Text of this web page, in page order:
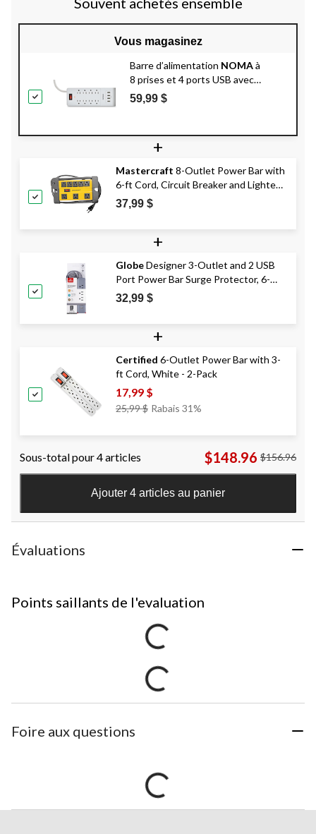
Vous magasinez
Barre d’alimentation NOMAà
8 prises et 4 ports USB avec
limiteur de surtension, cordon de
3 pi, 1 200 joules, blanc
59,99 $
+
Mastercraft 8-Outlet Power Bar with
6-ft Cord, Circuit Breaker and Lighted
Switch, Yellow/Black
37,99 $
+
GlobeDesigner 3-Outlet and 2 USB
Port Power Bar Surge Protector, 6-
ft Cord, 300 Joules, Right Angle Plug,
Grey
32,99 $
+
Certified 6-Outlet Power Bar with 3-
ft Cord, White - 2-Pack
17,99 $
25,99 $ Prix
Rabais 31%
Sous-total pour 4 articles $148.96 $156.96
Ajouter 4 articles au panier
Évaluations
Points saillants de l'evaluation
Foire aux questions